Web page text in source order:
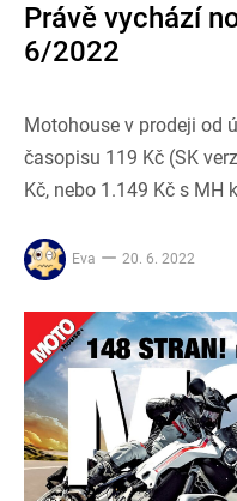
Právě vychází
6/2022
Motohouse v prodeji od
časopisu 119 Kč (SK
Kč, nebo 1.149 Kč s MH
Eva 20. 6. 2022